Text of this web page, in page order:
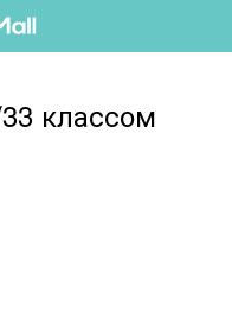
классом